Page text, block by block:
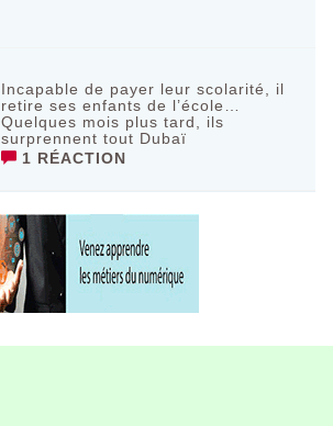
Incapable de payer leur scolarité, il
retire ses enfants de l’école…
Quelques mois plus tard, ils
surprennent tout Dubaï
1 RÉACTION